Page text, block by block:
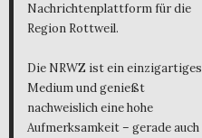
Nachrichtenplattform für die
Region Rottweil.
Die NRWZ ist ein einzigartiges
Medium und genießt
nachweislich eine hohe
Aufmerksamkeit – gerade auch